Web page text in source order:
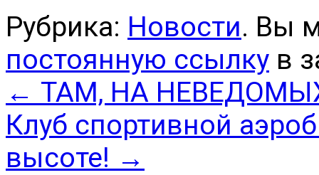
Рубрика: Новости. Вы
постоянную ссылку в
← ТАМ, НА
Клуб спортивной
высоте! →